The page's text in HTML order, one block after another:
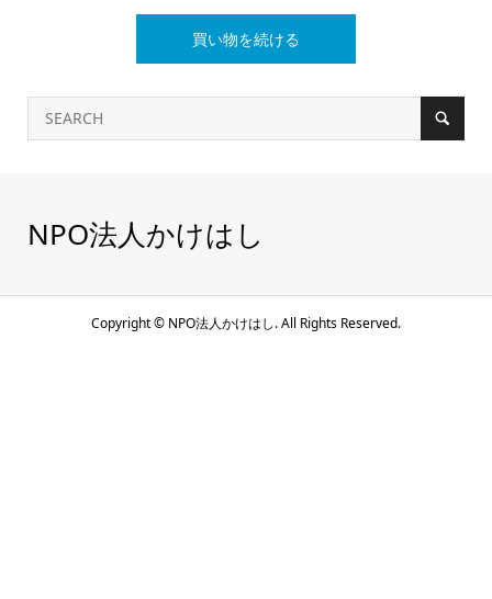
NPO法人かけはし
Copyright © NPO法人かけはし. All Rights Reserved.